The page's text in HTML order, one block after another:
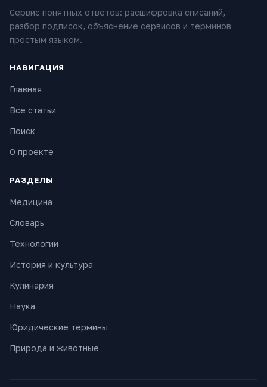
Сервис понятных ответов: расшифровка списаний,
разбор подписок, объяснение сервисов и терминов
простым языком.
НАВИГАЦИЯ
Главная
Все статьи
Поиск
О проекте
РАЗДЕЛЫ
Медицина
Словарь
Технологии
История и культура
Кулинария
Наука
Юридические термины
Природа и животные